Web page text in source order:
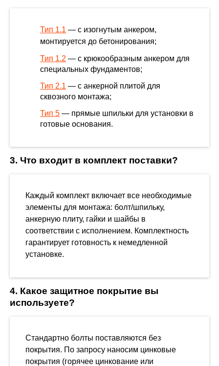
Тип 1.1 — с изогнутым анкером,
монтируется до бетонирования;
Тип 1.2 — с крюкообразным анкером для
специальных фундаментов;
Тип 2.1 — с анкерной плитой для
сквозного монтажа;
Тип 5 — прямые шпильки для установки в
готовые основания.
3. Что входит в комплект поставки?
Каждый комплект включает все необходимые
элементы для монтажа: болт/шпильку,
анкерную плиту, гайки и шайбы в
соответствии с исполнением. Комплектность
гарантирует готовность к немедленной
установке.
4. Какое защитное покрытие вы
используете?
Стандартно болты поставляются без
покрытия. По запросу наносим цинковые
покрытия (горячее цинкование или